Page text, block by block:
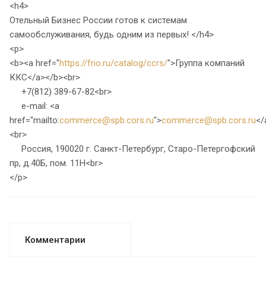
<h4>
Отельный Бизнес России готов к системам
самообслуживания, будь одним из первых! </h4>
<p>
<b><a href="https://frio.ru/catalog/ccrs/">Группа компаний
ККС</a></b><br>
+7(812) 389-67-82<br>
e-mail: <a
href="mailto:commerce@spb.cors.ru">commerce@spb.cors.ru</
<br>
Россия, 190020 г. Санкт-Петербург, Старо-Петергофский
пр, д.40Б, пом. 11Н<br>
</p>
Комментарии